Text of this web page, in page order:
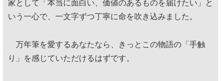
家として「本当に面白い、価値のあるものを届けたい」と
いう一心で、一文字ずつ丁寧に命を吹き込みました。
万年筆を愛するあなたなら、きっとこの物語の「手触
り」を感じていただけるはずです。